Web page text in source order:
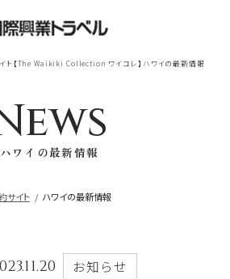
ト【The Waikiki Collection ワイコレ】ハワイの最新情報
ハワイの最新情報
サイト ハワイの最新情報
お知らせ
ヤルハワイアン ラグジュアリー
スティンリゾート&スパ
泊 ＋ 航空券
うお客様